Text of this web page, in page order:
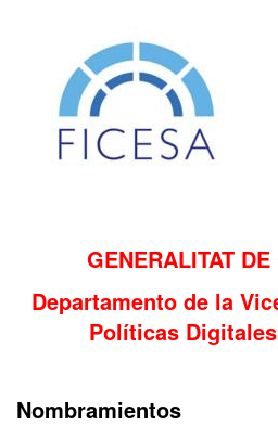
GENERALITAT DE
Departamento de la
Políticas
Nombramientos